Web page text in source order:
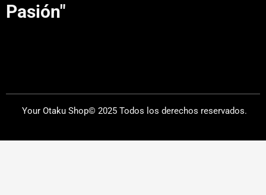
Pasión"
Your Otaku Shop© 2025 Todos los derechos reservados.